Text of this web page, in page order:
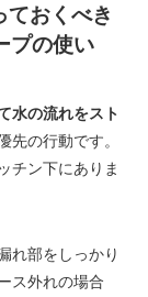
ておくべき
プの使い
水の流れをスト
先の行動です。
チン下にありま
れ部をしっかり
ス外れの場合